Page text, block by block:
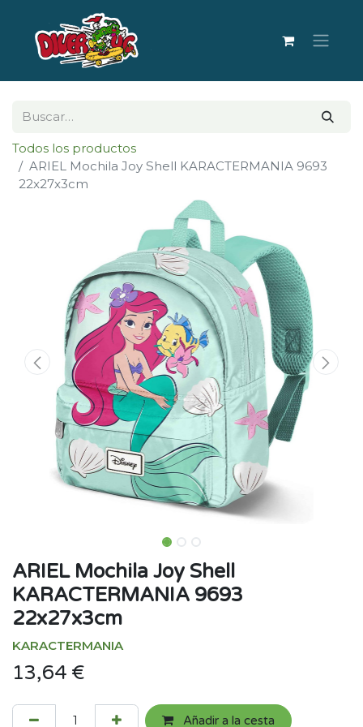
Todos los productos
ARIEL Mochila Joy Shell KARACTERMANIA 9693
22x27x3cm
ARIEL Mochila Joy Shell
KARACTERMANIA 9693
22x27x3cm
KARACTERMANIA
13,64 €
Añadir a la cesta